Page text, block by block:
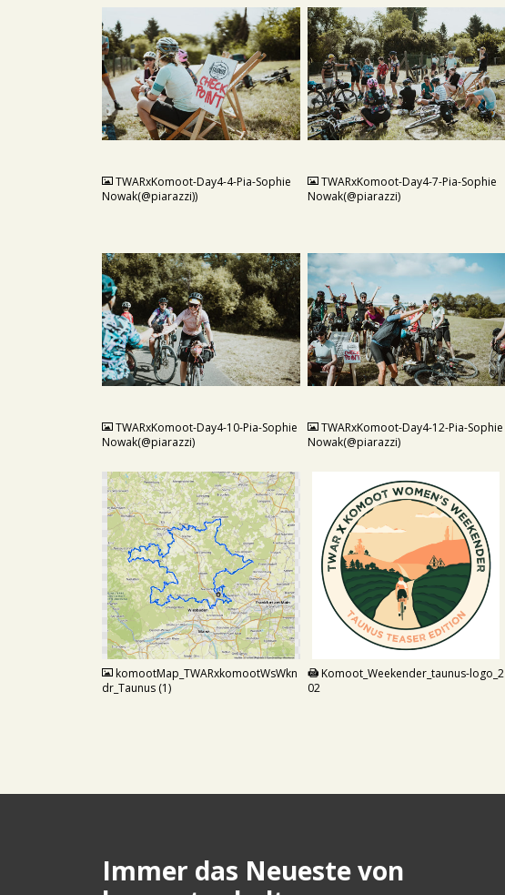
JPG
TWARxKomoot-Day4-4-Pia-Sophie
Nowak(@piarazzi))
JPG
TWARxKomoot-Day4-7-Pia-Sophie
Nowak(@piarazzi)
JPG
TWARxKomoot-Day4-10-Pia-Sophie
Nowak(@piarazzi)
JPG
TWARxKomoot-Day4-12-Pia-Sophie
Nowak(@piarazzi)
PNG
komootMap_TWARxkomootWsWkn
dr_Taunus (1)
Komoot_Weekender_taunus-logo_2
02
Immer das Neueste von